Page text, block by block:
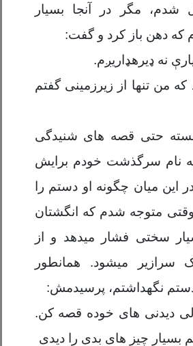
شدم، مگر در آنجا بسیار
که دهن باز کرد و گفت:
ې نه ډیر هډاریږم.
که من تنها از زیرزمینی گفتم
حتی قصه های شنیدگی
نام سرگذشت خودم برایش
این میان چگونه او دستم را
متوجه شدم که انگشتان
سختی فشار میدهد و از
میشود. همانطور
نگهداشتم، پرسیدمش:
دیدنی های خوده قصه کن.
بسیار چیز های بدی را دیدی